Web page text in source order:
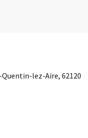
Quentin-lez-Aire, 62120